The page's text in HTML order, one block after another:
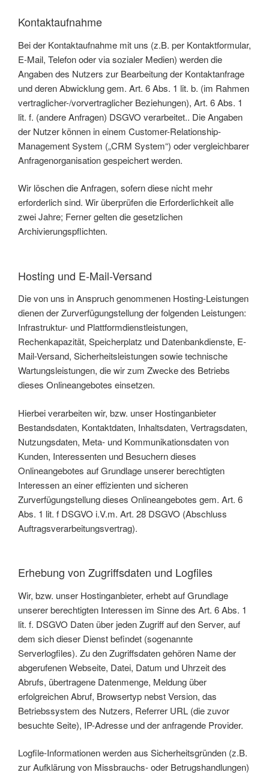
Kontaktaufnahme
Bei der Kontaktaufnahme mit uns (z.B. per Kontaktformular,
E-Mail, Telefon oder via sozialer Medien) werden die
Angaben des Nutzers zur Bearbeitung der Kontaktanfrage
und deren Abwicklung gem. Art. 6 Abs. 1 lit. b. (im Rahmen
vertraglicher-/vorvertraglicher Beziehungen), Art. 6 Abs. 1
lit. f. (andere Anfragen) DSGVO verarbeitet.. Die Angaben
der Nutzer können in einem Customer-Relationship-
Management System („CRM System“) oder vergleichbarer
Anfragenorganisation gespeichert werden.
Wir löschen die Anfragen, sofern diese nicht mehr
erforderlich sind. Wir überprüfen die Erforderlichkeit alle
zwei Jahre; Ferner gelten die gesetzlichen
Archivierungspflichten.
Hosting und E-Mail-Versand
Die von uns in Anspruch genommenen Hosting-Leistungen
dienen der Zurverfügungstellung der folgenden Leistungen:
Infrastruktur- und Plattformdienstleistungen,
Rechenkapazität, Speicherplatz und Datenbankdienste, E-
Mail-Versand, Sicherheitsleistungen sowie technische
Wartungsleistungen, die wir zum Zwecke des Betriebs
dieses Onlineangebotes einsetzen.
Hierbei verarbeiten wir, bzw. unser Hostinganbieter
Bestandsdaten, Kontaktdaten, Inhaltsdaten, Vertragsdaten,
Nutzungsdaten, Meta- und Kommunikationsdaten von
Kunden, Interessenten und Besuchern dieses
Onlineangebotes auf Grundlage unserer berechtigten
Interessen an einer effizienten und sicheren
Zurverfügungstellung dieses Onlineangebotes gem. Art. 6
Abs. 1 lit. f DSGVO i.V.m. Art. 28 DSGVO (Abschluss
Auftragsverarbeitungsvertrag).
Erhebung von Zugriffsdaten und Logfiles
Wir, bzw. unser Hostinganbieter, erhebt auf Grundlage
unserer berechtigten Interessen im Sinne des Art. 6 Abs. 1
lit. f. DSGVO Daten über jeden Zugriff auf den Server, auf
dem sich dieser Dienst befindet (sogenannte
Serverlogfiles). Zu den Zugriffsdaten gehören Name der
abgerufenen Webseite, Datei, Datum und Uhrzeit des
Abrufs, übertragene Datenmenge, Meldung über
erfolgreichen Abruf, Browsertyp nebst Version, das
Betriebssystem des Nutzers, Referrer URL (die zuvor
besuchte Seite), IP-Adresse und der anfragende Provider.
Logfile-Informationen werden aus Sicherheitsgründen (z.B.
zur Aufklärung von Missbrauchs- oder Betrugshandlungen)